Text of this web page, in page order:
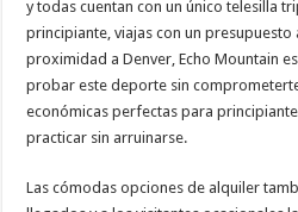
y todas cuentan con un único telesilla
principiante, viajas con un presupuesto
proximidad a Denver, Echo Mountain
probar este deporte sin
económicas perfectas para
practicar sin arruinarse.
Las cómodas opciones de alquiler